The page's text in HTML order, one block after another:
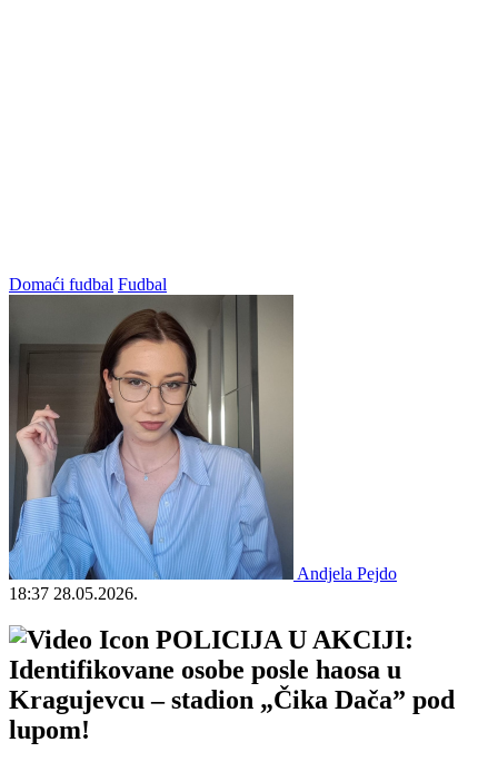
Domaći fudbal Fudbal
Andjela Pejdo
18:37 28.05.2026.
POLICIJA U AKCIJI:
Identifikovane osobe posle haosa u
Kragujevcu – stadion „Čika Dača” pod
lupom!